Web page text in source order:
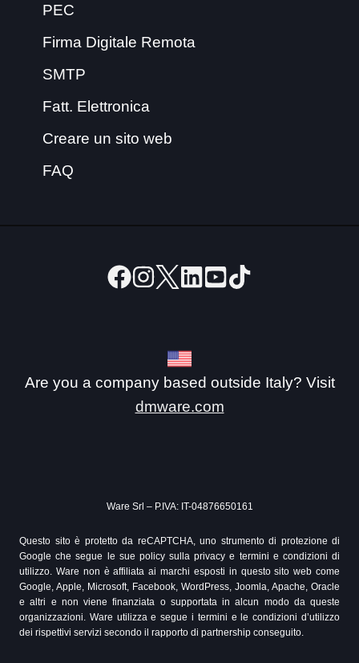
PEC
Firma Digitale Remota
SMTP
Fatt. Elettronica
Creare un sito web
FAQ
Are you a company based outside Italy? Visit
dmware.com
Ware Srl – P.IVA: IT-04876650161
Questo sito è protetto da reCAPTCHA, uno strumento di protezione di
Google che segue le sue policy sulla privacy e termini e condizioni di
utilizzo. Ware non è affiliata ai marchi esposti in questo sito web come
Google, Apple, Microsoft, Facebook, WordPress, Joomla, Apache, Oracle
e altri e non viene finanziata o supportata in alcun modo da queste
organizzazioni. Ware utilizza e segue i termini e le condizioni d’utilizzo
dei rispettivi servizi secondo il rapporto di partnership conseguito.